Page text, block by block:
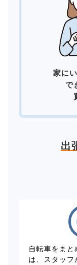
家に
で
出
自転車をま
は、スタッフ